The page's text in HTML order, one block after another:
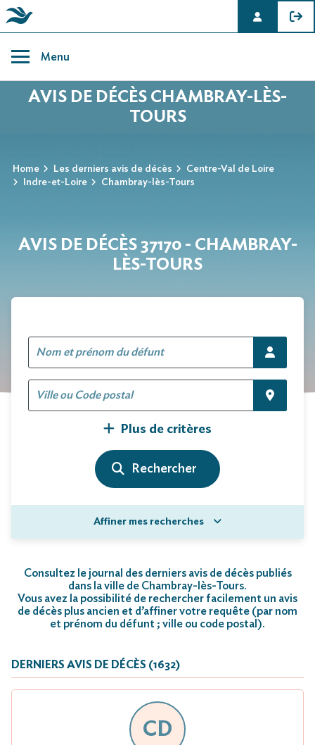
content
Menu
AVIS DE DÉCÈS CHAMBRAY-LÈS-
TOURS
Home Les derniers avis de décès
Centre-Val de Loire
Indre-et-Loire
Chambray-lès-Tours
AVIS DE DÉCÈS 37170 - CHAMBRAY-
LÈS-TOURS
Plus de critères
Affiner mes recherches
Consultez le journal des derniers avis de décès publiés
dans la ville de Chambray-lès-Tours.
Vous avez la possibilité de rechercher facilement un avis
de décès plus ancien et d’affiner votre requête (par nom
et prénom du défunt ; ville ou code postal).
DERNIERS AVIS DE DÉCÈS (1632)
CD